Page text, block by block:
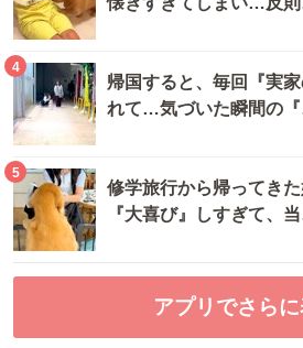
4
帰国すると、毎回『実
れて…気づいた瞬間の
5
修学旅行から帰ってき
『大喜び』しすぎて、
アプリでさら